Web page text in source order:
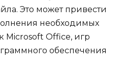
Это может привести
необходимых
Microsoft Office, игр
обеспечения